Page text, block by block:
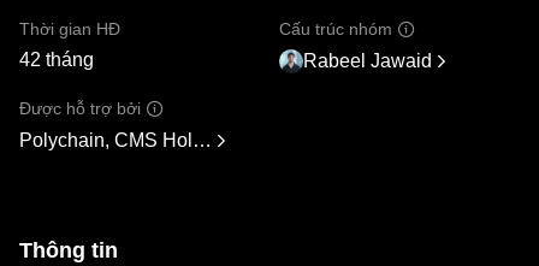
Thời gian HĐ
42 tháng
Cấu trúc nhóm
Rabeel Jawaid
Được hỗ trợ bởi
Polychain, CMS Holdings, Wintermute, Hypersphere
Thông tin